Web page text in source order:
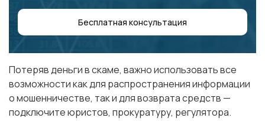
Бесплатная консультация
Потеряв деньги в скаме, важно использовать все
возможности как для распространения информации
о мошенничестве, так и для возврата средств —
подключите юристов, прокуратуру, регулятора.